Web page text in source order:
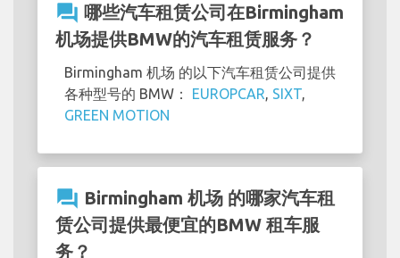
question_answer 哪些汽车租赁公司在Birmingham
机场提供BMW的汽车租赁服务？
Birmingham 机场 的以下汽车租赁公司提供
各种型号的 BMW： EUROPCAR SIXT
GREEN MOTION
question_answer Birmingham 机场 的哪家汽车租
赁公司提供最便宜的BMW 租车服
务？